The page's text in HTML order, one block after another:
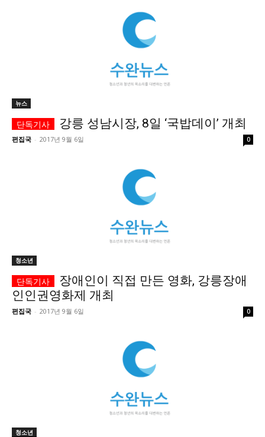
뉴스
강릉 성남시장, 8일 ‘국밥데이’ 개최
편집국 - 2017년 9월 6일 0
청소년
장애인이 직접 만든 영화, 강릉장애
인인권영화제 개최
편집국 - 2017년 9월 6일 0
청소년